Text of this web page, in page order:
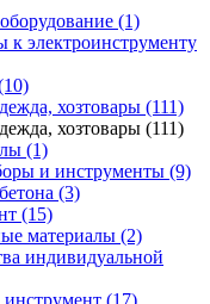
(1)
к электроинструменту
хозтовары (111)
хозтовары (111)
(1)
и инструменты (9)
(3)
(15)
материалы (2)
индивидуальной
(17)